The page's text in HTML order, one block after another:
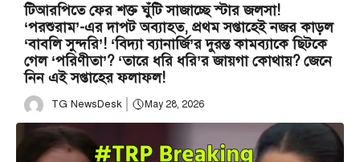
টিআরপিতে ফের শক্ত ঘুঁটি সাজাচ্ছে স্টার জলসা!
‘পরশুরাম’-এর দাপট অব্যাহত, প্রথম সপ্তাহেই নজর কাড়ল
‘বাবলি সুন্দরি’! ‘বিদ্যা ব্যানার্জি’র দুরন্ত কামব্যাকে ছিটকে
গেল ‘পরিণীতা’? ‘তারে ধরি ধরি’র জায়গা কোথায়? জেনে
নিন এই সপ্তাহের ফলাফল!
TG NewsDesk May 28, 2026